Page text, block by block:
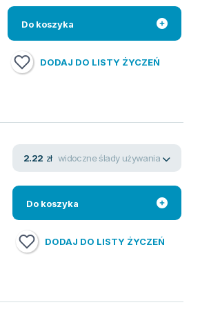
Do koszyka
DODAJ DO LISTY ŻYCZEŃ
2.22 zł widoczne ślady używania
Do koszyka
DODAJ DO LISTY ŻYCZEŃ